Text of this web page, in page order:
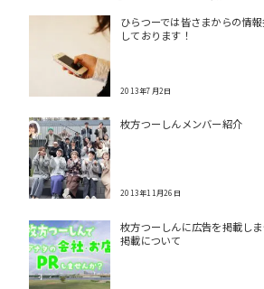
ひらつーでは皆さまからの情
しております！
2013年7月2日
枚方つーしんメンバー紹介
2013年11月26日
枚方つーしんに広告を掲載し
掲載について